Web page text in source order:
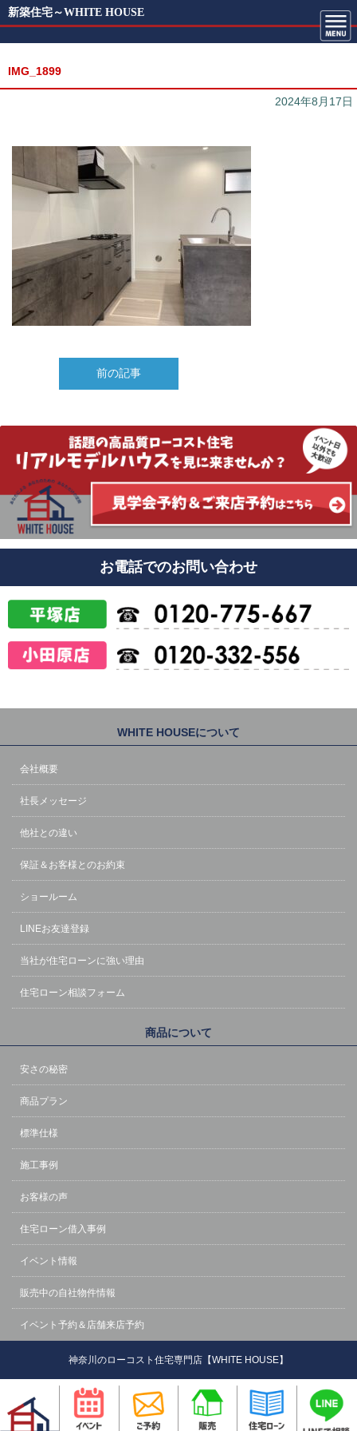
新築住宅～WHITE HOUSE
IMG_1899
2024年8月17日
前の記事
お電話でのお問い合わせ
WHITE HOUSEについて
会社概要
社長メッセージ
他社との違い
保証＆お客様とのお約束
ショールーム
LINEお友達登録
当社が住宅ローンに強い理由
住宅ローン相談フォーム
商品について
安さの秘密
商品プラン
標準仕様
施工事例
お客様の声
住宅ローン借入事例
イベント情報
販売中の自社物件情報
イベント予約＆店舗来店予約
神奈川のローコスト住宅専門店【WHITE HOUSE】